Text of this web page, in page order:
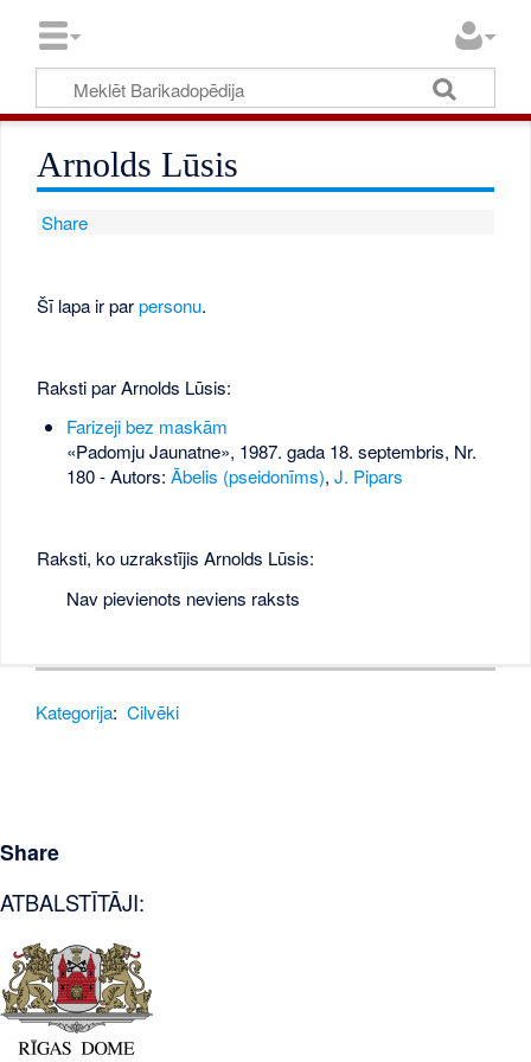
Arnolds Lūsis
Share
Šī lapa ir parpersonu.
Raksti par Arnolds Lūsis:
Farizeji bez maskām
«Padomju Jaunatne», 1987. gada 18. septembris, Nr.
180- Autors: Ābelis (pseidonīms), J. Pipars
Raksti, ko uzrakstījis Arnolds Lūsis:
Nav pievienots neviens raksts
Kategorija: Cilvēki
Share
ATBALSTĪTĀJI: